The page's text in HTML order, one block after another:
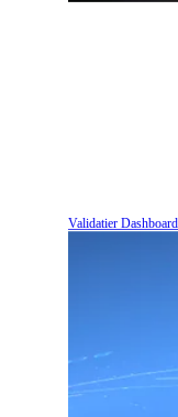
Validatier Dashboard